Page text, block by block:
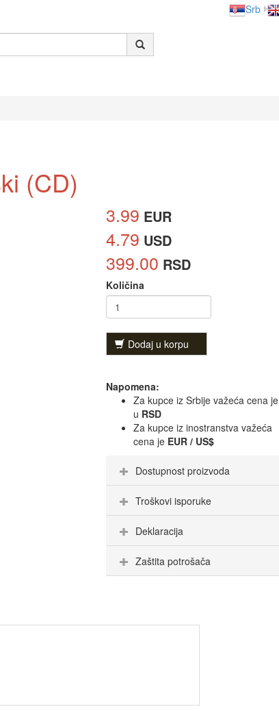
Srb
(CD)
3.99 EUR
4.79 USD
399.00 RSD
Količina
Dodaj u korpu
Napomena:
Za kupce iz Srbije važeća cena je
u RSD
Za kupce iz inostranstva važeća
cena je EUR / US$
Dostupnost proizvoda
Troškovi isporuke
Deklaracija
Zaštita potrošača